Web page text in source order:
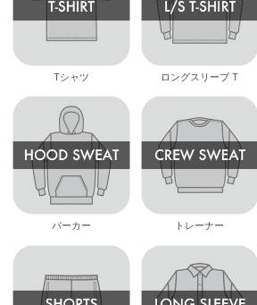
Tシャツ ロングスリーブ T
パーカー トレーナー